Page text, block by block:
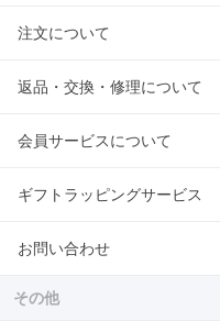
注文について
返品・交換・修理について
会員サービスについて
ギフトラッピングサービス
お問い合わせ
その他